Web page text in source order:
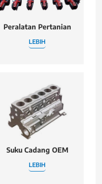
Peralatan Pertanian
LEBIH
Suku Cadang OEM
LEBIH